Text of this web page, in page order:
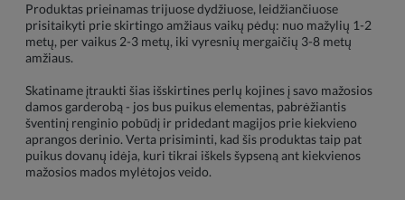
Produktas prieinamas trijuose dydžiuose, leidžiančiuose
prisitaikyti prie skirtingo amžiaus vaikų pėdų: nuo mažylių 1-2
metų, per vaikus 2-3 metų, iki vyresnių mergaičių 3-8 metų
amžiaus.
Skatiname įtraukti šias išskirtines perlų kojines į savo mažosios
damos garderobą - jos bus puikus elementas, pabrėžiantis
šventinį renginio pobūdį ir pridedant magijos prie kiekvieno
aprangos derinio. Verta prisiminti, kad šis produktas taip pat
puikus dovanų idėja, kuri tikrai iškels šypseną ant kiekvienos
mažosios mados mylėtojos veido.